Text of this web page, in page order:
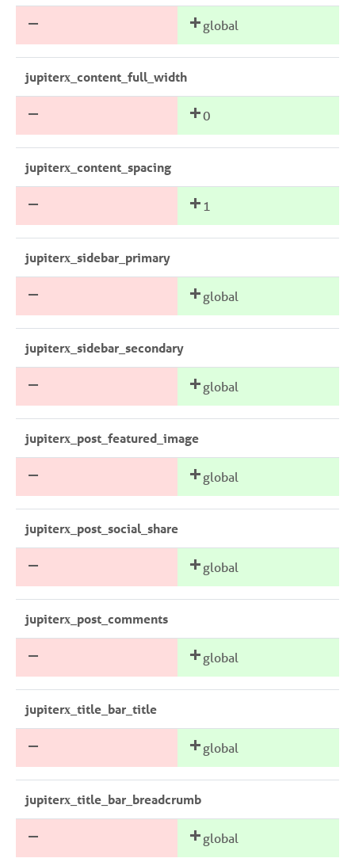
global
jupiterx_content_full_width
0
jupiterx_content_spacing
1
jupiterx_sidebar_primary
global
jupiterx_sidebar_secondary
global
jupiterx_post_featured_image
global
jupiterx_post_social_share
global
jupiterx_post_comments
global
jupiterx_title_bar_title
global
jupiterx_title_bar_breadcrumb
global